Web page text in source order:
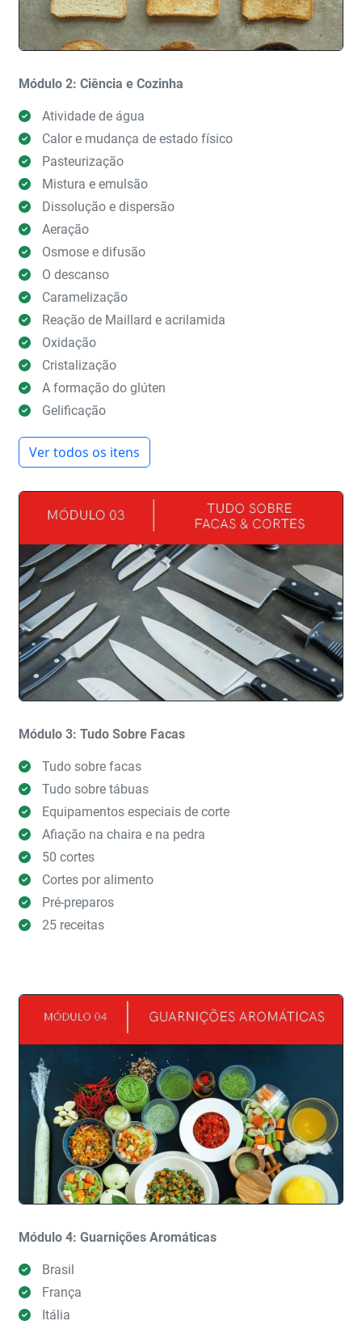
Módulo 2: Ciência e Cozinha
Atividade de água
Calor e mudança de estado físico
Pasteurização
Mistura e emulsão
Dissolução e dispersão
Aeração
Osmose e difusão
O descanso
Caramelização
Reação de Maillard e acrilamida
Oxidação
Cristalização
A formação do glúten
Gelificação
Ver todos os itens
Módulo 3: Tudo Sobre Facas
Tudo sobre facas
Tudo sobre tábuas
Equipamentos especiais de corte
Afiação na chaira e na pedra
50 cortes
Cortes por alimento
Pré-preparos
25 receitas
Módulo 4: Guarnições Aromáticas
Brasil
França
Itália